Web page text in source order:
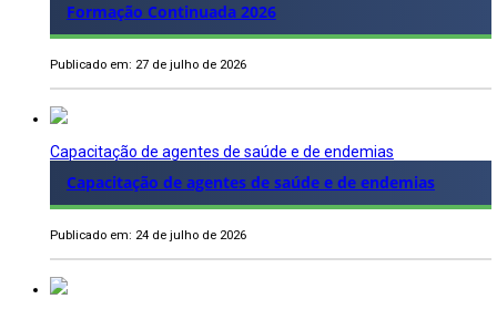
Formação Continuada 2026
Publicado em: 27 de julho de 2026
Capacitação de agentes de saúde e de endemias
Capacitação de agentes de saúde e de endemias
Publicado em: 24 de julho de 2026